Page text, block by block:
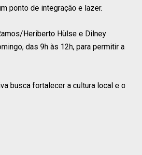
ponto de integração e lazer.
Heriberto Hülse e Dilney
das 9h às 12h, para permitir a
busca fortalecer a cultura local e o